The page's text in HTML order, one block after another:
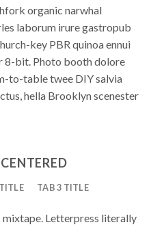
organic narwhal
laborum irure gastropub
key PBR quinoa ennui
8-bit. Photo booth dolore
to-table twee DIY salvia
hella Brooklyn scenester
TAB 3 TITLE
Letterpress literally